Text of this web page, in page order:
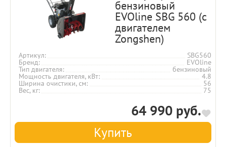
бензиновый
EVOline SBG 560 (с
двигателем
Zongshen)
Артикул SBG560
Бренд EVOline
Тип двигателя бензиновый
Мощность двигателя, кВт 4.8
Ширина очистики, см 56
Вес, кг 75
64 990 руб.
Купить